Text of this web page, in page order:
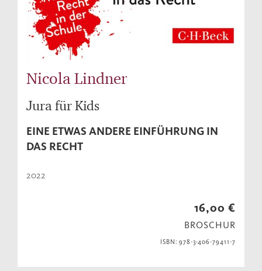
Nicola Lindner
Jura für Kids
EINE ETWAS ANDERE EINFÜHRUNG IN
DAS RECHT
2022
16,00 €
BROSCHUR
ISBN: 978-3-406-79411-7